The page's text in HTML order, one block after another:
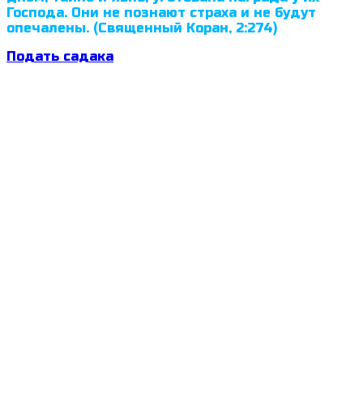
Господа. Они не познают страха и не будут
опечалены. (Священный Коран, 2:274)
Подать садака